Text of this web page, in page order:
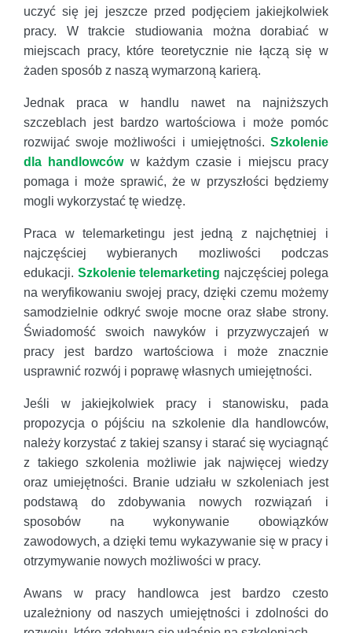
uczyć się jej jeszcze przed podjęciem jakiejkolwiek
pracy. W trakcie studiowania można dorabiać w
miejscach pracy, które teoretycznie nie łączą się w
żaden sposób z naszą wymarzoną karierą.
Jednak praca w handlu nawet na najniższych
szczeblach jest bardzo wartościowa i może pomóc
rozwijać swoje możliwości i umiejętności. Szkolenie
dla handlowcóww każdym czasie i miejscu pracy
pomaga i może sprawić, że w przyszłości będziemy
mogli wykorzystać tę wiedzę.
Praca w telemarketingu jest jedną z najchętniej i
najczęściej wybieranych mozliwości podczas
edukacji. Szkolenie telemarketing najczęściej polega
na weryfikowaniu swojej pracy, dzięki czemu możemy
samodzielnie odkryć swoje mocne oraz słabe strony.
Świadomość swoich nawyków i przyzwyczajeń w
pracy jest bardzo wartościowa i może znacznie
usprawnić rozwój i poprawę własnych umiejętności.
Jeśli w jakiejkolwiek pracy i stanowisku, pada
propozycja o pójściu na szkolenie dla handlowców,
należy korzystać z takiej szansy i starać się wyciagnąć
z takiego szkolenia możliwie jak najwięcej wiedzy
oraz umiejętności. Branie udziału w szkoleniach jest
podstawą do zdobywania nowych rozwiązań i
sposobów na wykonywanie obowiązków
zawodowych, a dzięki temu wykazywanie się w pracy i
otrzymywanie nowych możliwości w pracy.
Awans w pracy handlowca jest bardzo czesto
uzależniony od naszych umiejętności i zdolności do